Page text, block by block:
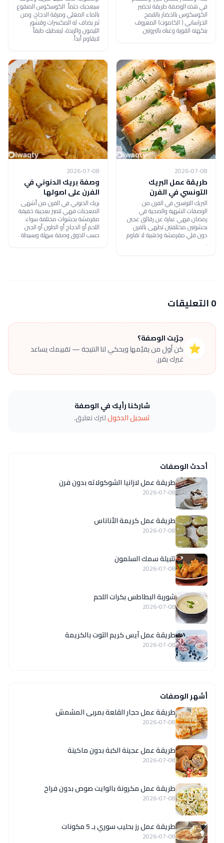
في هذه الوصفة طريقة تحضير
الكوسكوس بالخضار بالقمح
الخراساني ( الكاموت) المعروف
بنكهته القوية وغناه بالبروتين.
سيعجبك حتماً. الكوسكوس المنقوع
بالماء المغلي ومرقة الدجاج، ومن
ثم يضاف له المكسرات وقشور
الليمون والزبدة، ليعطيكِ طبقاً
لايقاوم أبداً.
2026-07-08
طريقة عمل البريك
التونسي في الفرن
البريك التونسي في الفرن من
الوصفات الشهية والصحية في
رمضان فهي عبارة عن رقائق عجين
بحشوتين مختلفتين تطهى بالفرن
دون قلي مقرمشة وذهبية لا تقاوم
.
2026-07-08
وصفة بريك الدنوني في
الفرن على اصولها
بريك الدنوني في الفرن من أشهى
المعجنات فهي تتميز بعجينة خفيفة
مقرمشة بحشوات مختلفة سواء
اللحم أو الدجاج أو الطون أو الجبن
حسب الذوق وصفة سهلة وبسيطة .
0 التعليقات
⭐
جرّبت الوصفة؟
كن أول من يقيّمها ويحكي لنا النتيجة — تقييمك يساعد
غيرك يقرر.
شاركنا رأيك في الوصفة
تسجيل الدخوللترك تعليق.
أحدث الوصفات
طريقة عمل لازانيا الشوكولاته بدون فرن
2026-07-08
طريقة عمل كريمة الأناناس
2026-07-08
تتبيلة سمك السلمون
2026-07-08
شوربة البطاطس بكرات اللحم
2026-07-08
طريقة عمل آيس كريم التوت بالكريمة
2026-07-08
أشهر الوصفات
طريقة عمل حجار القلعة بمربى المشمش
2026-07-08
طريقة عمل عجينة الكبة بدون ماكينة
2026-07-08
طريقة عمل مكرونة بالوايت صوص بدون فراخ
2026-07-08
طريقة عمل رز بحليب سوري بـ 5 مكونات
2026-07-08